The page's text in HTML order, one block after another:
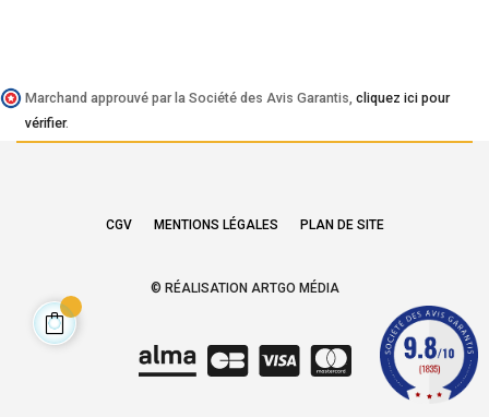
Marchand approuvé par la Société des Avis Garantis, cliquez ici pour
vérifier.
CGV MENTIONS LÉGALES PLAN DE SITE
© RÉALISATION ARTGO MÉDIA